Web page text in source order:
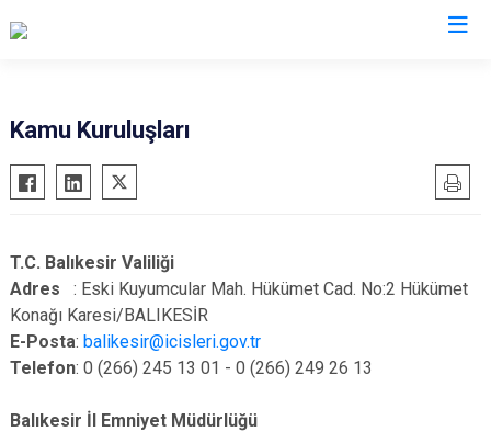
Kamu Kuruluşları
T.C. Balıkesir Valiliği
Adres : Eski Kuyumcular Mah. Hükümet Cad. No:2 Hükümet
Konağı Karesi/BALIKESİR
E-Posta: balikesir@icisleri.gov.tr
Telefon: 0 (266) 245 13 01 - 0 (266) 249 26 13
Balıkesir İl Emniyet Müdürlüğü